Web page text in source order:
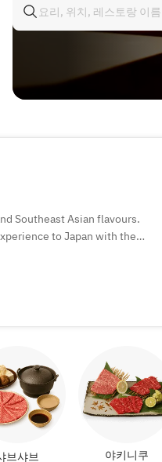
Southeast Asian flavours.
to Japan with the
브샤브 야키니쿠